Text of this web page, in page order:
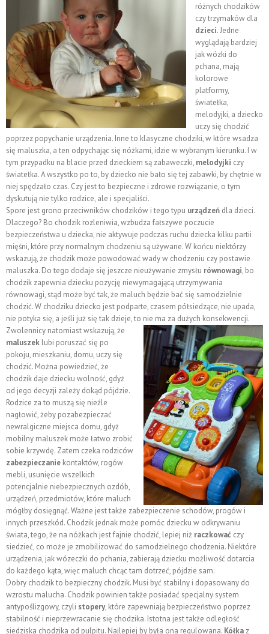
różnych chodzików
czy trzymaków dla
dzieci. Jedne
wyglądają bardziej
jak wózki do
pchana, mają
kolorowe
platformy,
światełka,
melodyjki, a dziecko
uczy się chodzić
poprzez popychanie urządzenia. Inne to klasyczne chodziki, w które wsadza
się maluszka, a ten odpychając się nóżkami, idzie w wybranym kierunku. I w
tym przypadku na blacie przed dzieckiem są zabaweczki, melodyjki czy
światełka. A wszystko po to, by dziecko nie bało się tej zabawki, by chętnie w
niej spędzało czas. Czy jest to bezpieczne i zdrowe rozwiązanie, o tym
dyskutują nie tylko rodzice, ale i specjaliści.
Spore jest grono przeciwników chodzików i tego typu urządzeń dla dzieci.
Dlaczego? Bo chodzik rozleniwia, wzbudza fałszywe poczucie
bezpieczeństwa u dziecka, nie aktywuje podczas ruchu dziecka kilku partii
mięśni, które przy normalnym chodzeniu są używane. W końcu niektórzy
wskazują, że chodzik może powodować wady w chodzeniu czy postawie
maluszka. Do tego dodaje się jeszcze nieużywanie zmysłu równowagi, bo
chodzik zapewnia dziecku pozycję niewymagającą utrzymywania
równowagi, stąd może być tak, że maluch będzie bać się samodzielnie
chodzić. W chodziku dziecko jest podparte, czasem półsiedzące, nie upada,
nie potyka się, a jeśli już się tak dzieje, to nie ma za dużych konsekwencji.
Zwolennicy natomiast wskazują, że
maluszek lubi poruszać się po
pokoju, mieszkaniu, domu, uczy się
chodzić. Można powiedzieć, że
chodzik daje dziecku wolność, gdyż
od jego decyzji zależy dokąd pójdzie.
Rodzice za to muszą się nieźle
nagłowić, żeby pozabezpieczać
newralgiczne miejsca domu, gdyż
mobilny maluszek może łatwo zrobić
sobie krzywdę. Zatem czeka rodziców
zabezpieczanie kontaktów, rogów
mebli, usunięcie wszelkich
potencjalnie niebezpiecznych ozdób,
urządzeń, przedmiotów, które maluch
mógłby dosięgnąć. Ważne jest także zabezpieczenie schodów, progów i
innych przeszkód. Chodzik jednak może pomóc dziecku w odkrywaniu
świata, tego, że na nóżkach jest fajnie chodzić, lepiej niż raczkować czy
siedzieć, co może je zmobilizować do samodzielnego chodzenia. Niektóre
urządzenia, jak wózeczki do pchania, zabierają dziecku możliwość dotarcia
do każdego kąta, więc maluch chcąc tam dotrzeć, pójdzie sam.
Dobry chodzik to bezpieczny chodzik. Musi być stabilny i dopasowany do
wzrostu malucha. Chodzik powinien także posiadać specjalny system
antypoślizgowy, czyli stopery, które zapewniają bezpieczeństwo poprzez
stabilność i nieprzewracanie się chodzika. Istotna jest także odległość
siedziska chodzika od pulpitu. Najlepiej by była ona regulowana. Kółka z